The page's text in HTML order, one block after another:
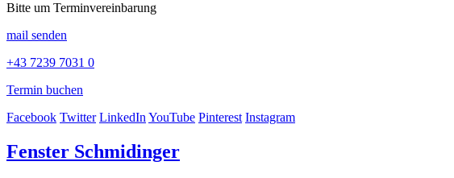
Bitte um Terminvereinbarung
mail senden
+43 7239 7031 0
Termin buchen
Facebook Twitter LinkedInYouTube Pinterest Instagram
Fenster Schmidinger